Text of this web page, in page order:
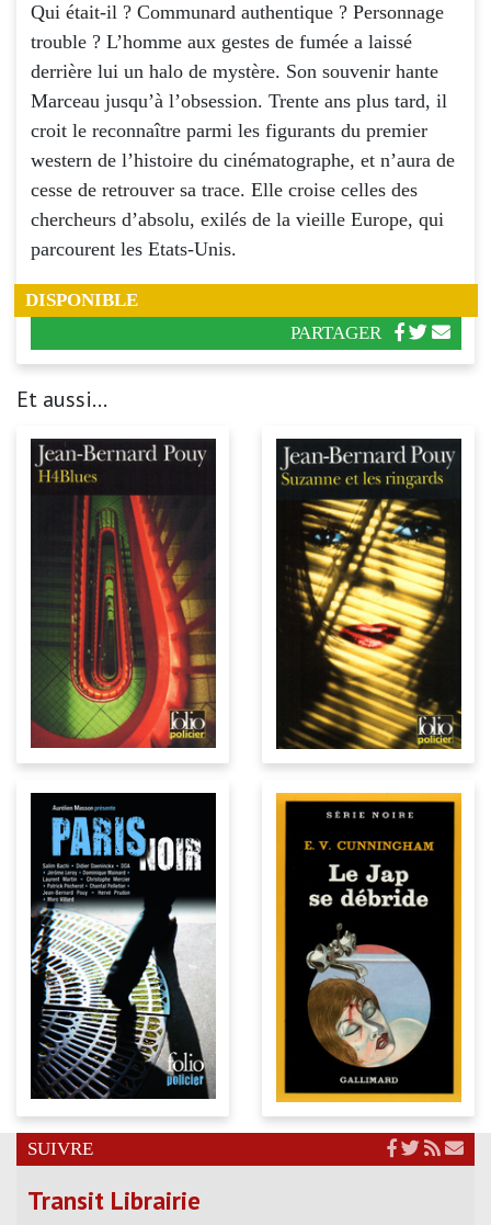
Qui était-il ? Communard authentique ? Personnage
trouble ? L’homme aux gestes de fumée a laissé
derrière lui un halo de mystère. Son souvenir hante
Marceau jusqu’à l’obsession. Trente ans plus tard, il
croit le reconnaître parmi les figurants du premier
western de l’histoire du cinématographe, et n’aura de
cesse de retrouver sa trace. Elle croise celles des
chercheurs d’absolu, exilés de la vieille Europe, qui
parcourent les Etats-Unis.
DISPONIBLE
PARTAGER
Et aussi...
SUIVRE
Transit Librairie